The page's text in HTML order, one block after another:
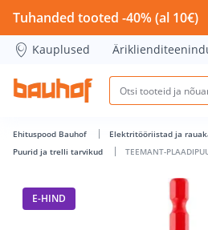
TEEMANT-PLAADIPUUR KWB,
Tuhanded tooted -40% (al 10€)
Kauplused
Ehituspood Bauhof Elektritööriistad ja
Puurid ja trelli tarvikud
TEEMANT-
E-HIND